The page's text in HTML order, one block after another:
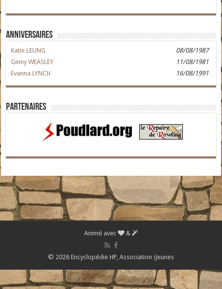
Anniversaires
Katie LEUNG
08/08/1987
Ginny WEASLEY
11/08/1981
Evanna LYNCH
16/08/1991
Partenaires
Animé avec &
© 2026 Encyclopédie HP, Association iJeunes